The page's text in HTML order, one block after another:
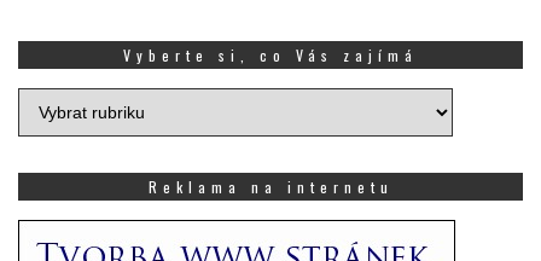
Vyberte si, co Vás zajímá
Vyberte
si,
zajímá
Reklama na internetu